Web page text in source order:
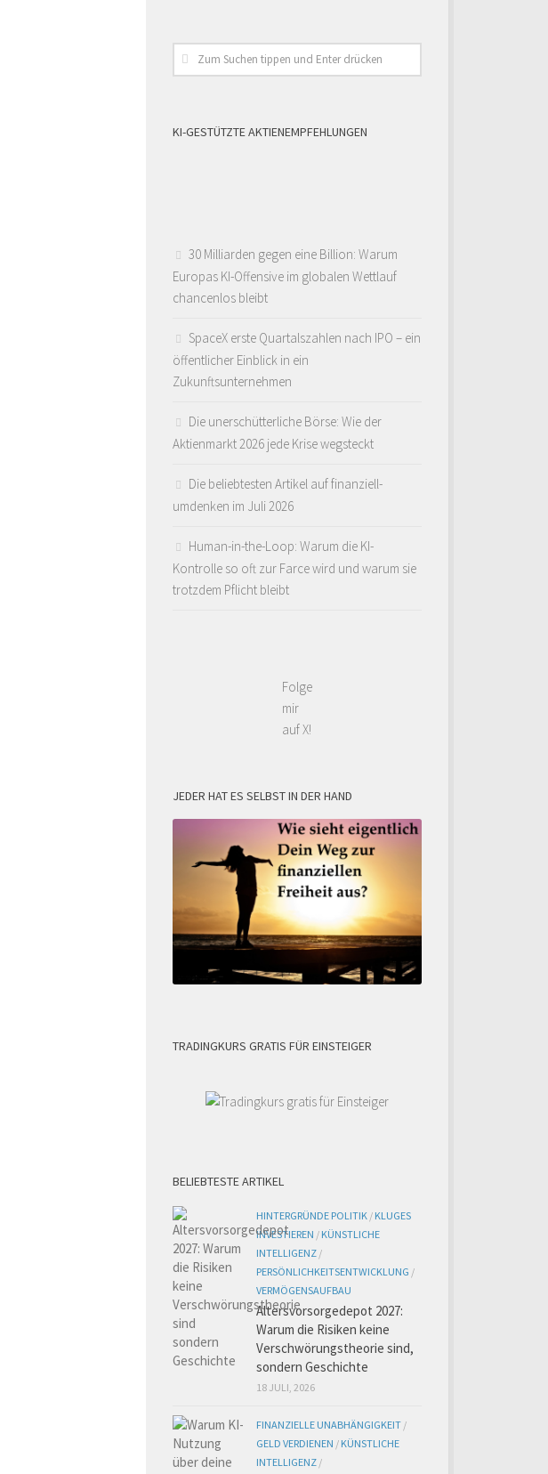
KI-GESTÜTZTE AKTIENEMPFEHLUNGEN
30 Milliarden gegen eine Billion: Warum
Europas KI-Offensive im globalen Wettlauf
chancenlos bleibt
SpaceX erste Quartalszahlen nach IPO – ein
öffentlicher Einblick in ein
Zukunftsunternehmen
Die unerschütterliche Börse: Wie der
Aktienmarkt 2026 jede Krise wegsteckt
Die beliebtesten Artikel auf finanziell-
umdenken im Juli 2026
Human-in-the-Loop: Warum die KI-
Kontrolle so oft zur Farce wird und warum sie
trotzdem Pflicht bleibt
Folge
mir
auf X!
JEDER HAT ES SELBST IN DER HAND
TRADINGKURS GRATIS FÜR EINSTEIGER
BELIEBTESTE ARTIKEL
HINTERGRÜNDE POLITIK / KLUGES
INVESTIEREN / KÜNSTLICHE
INTELLIGENZ /
PERSÖNLICHKEITSENTWICKLUNG /
VERMÖGENSAUFBAU
Altersvorsorgedepot 2027:
Warum die Risiken keine
Verschwörungstheorie sind,
sondern Geschichte
18 JULI, 2026
FINANZIELLE UNABHÄNGIGKEIT /
GELD VERDIENEN / KÜNSTLICHE
INTELLIGENZ /